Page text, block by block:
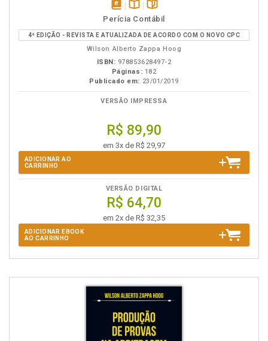
disponível
em
eBook
Disponível
na
B.V.
páginas
Perícia Contábil
4ª EDIÇÃO - REVISTA E ATUALIZADA DE ACORDO COM O NOVO CPC
Wilson Alberto Zappa Hoog
ISBN: 978853628497-2
Páginas: 182
Publicado em: 23/01/2019
VERSÃO IMPRESSA
R$ 89,90
em 3x de R$ 29,97
ADICIONAR AO
CARRINHO
VERSÃO DIGITAL
R$ 64,70
em 2x de R$ 32,35
ADICIONAR EBOOK
AO CARRINHO